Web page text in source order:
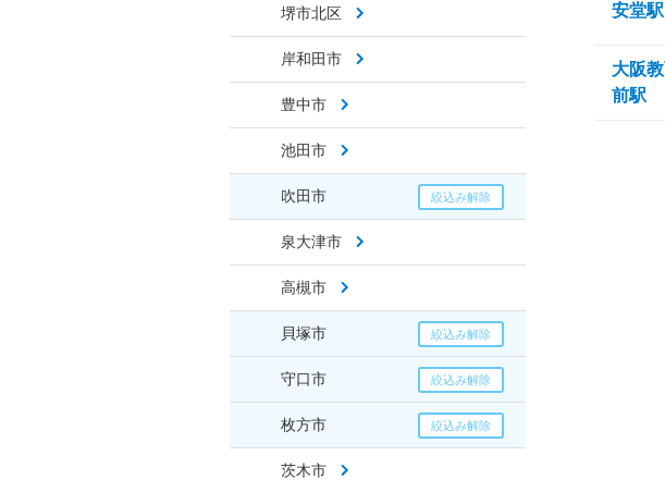
堺市北区
岸和田市
豊中市
池田市
吹田市
泉大津市
高槻市
貝塚市
守口市
枚方市
茨木市
安堂駅
大阪
前駅